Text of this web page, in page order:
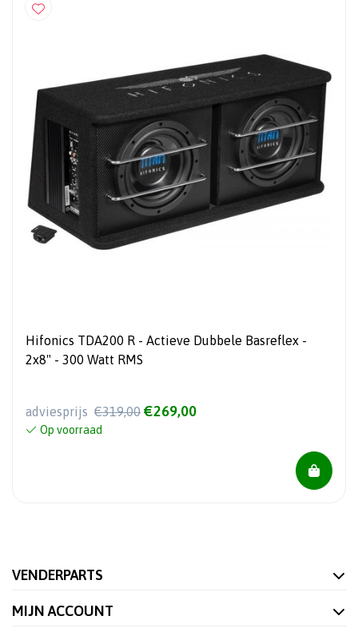
Hifonics TDA200 R - Actieve Dubbele Basreflex -
2x8" - 300 Watt RMS
adviesprijs €319,00 €269,00
Op voorraad
VENDERPARTS
MIJN ACCOUNT